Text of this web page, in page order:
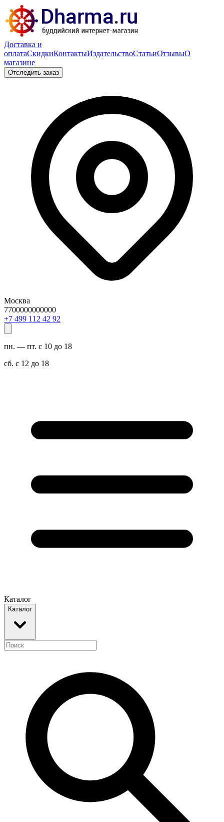
Доставка и
оплатаСкидкиКонтактыИздательствоСтатьиОтзывыО
магазине
Отследить заказ
Москва
7700000000000
29 24 211 994 7+
пн. — пт. с 10 до 18
сб. с 12 до 18
Каталог
Каталог